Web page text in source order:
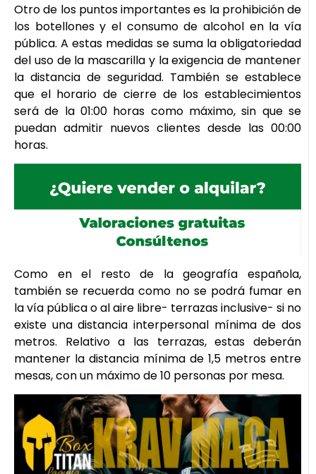
Otro de los puntos importantes es la prohibición de
los botellones y el consumo de alcohol en la vía
pública. A estas medidas se suma la obligatoriedad
del uso de la mascarilla y la exigencia de mantener
la distancia de seguridad. También se establece
que el horario de cierre de los establecimientos
será de la 01:00 horas como máximo, sin que se
puedan admitir nuevos clientes desde las 00:00
horas.
Como en el resto de la geografía española,
también se recuerda como no se podrá fumar en
la vía pública o al aire libre- terrazas inclusive- si no
existe una distancia interpersonal mínima de dos
metros. Relativo a las terrazas, estas deberán
mantener la distancia mínima de 1,5 metros entre
mesas, con un máximo de 10 personas por mesa.